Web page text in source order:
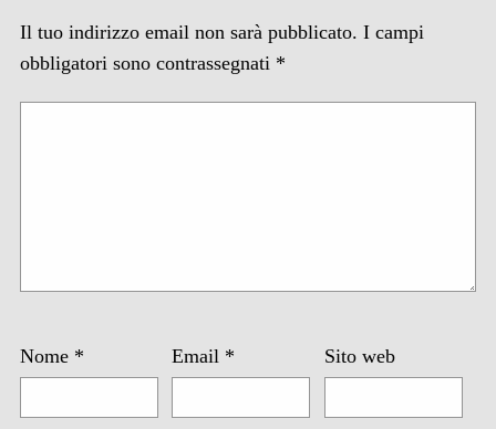
Il tuo indirizzo email non sarà pubblicato. I campi
obbligatori sono contrassegnati *
Nome * Email * Sito web